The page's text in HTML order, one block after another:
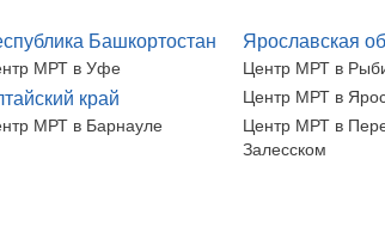
Башкортостан
МРТ в Уфе
край
МРТ в Барнауле
Ярославская
Центр МРТ в
Центр МРТ в
Центр МРТ в
Залесском